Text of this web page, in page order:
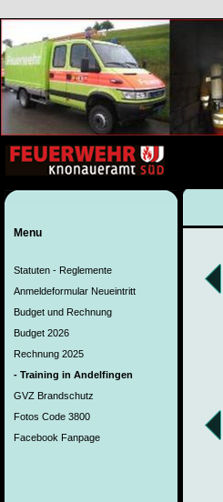
Menu
Statuten - Reglemente
Anmeldeformular Neueintritt
Budget und Rechnung
Budget 2026
Rechnung 2025
- Training in Andelfingen
GVZ Brandschutz
Fotos Code 3800
Facebook Fanpage